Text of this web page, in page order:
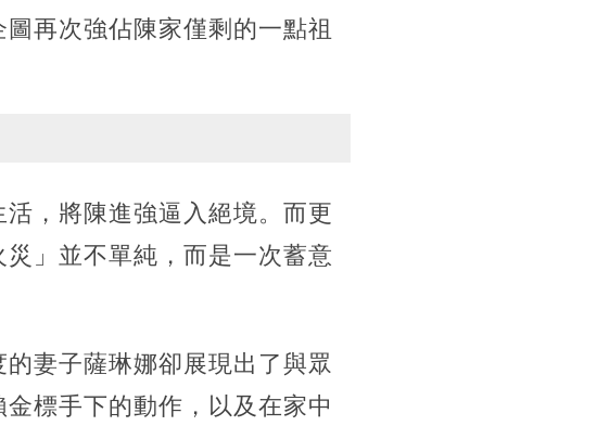
再次強佔陳家僅剩的一點祖
，將陳進強逼入絕境。而更
」並不單純，而是一次蓄意
妻子薩琳娜卻展現出了與眾
標手下的動作，以及在家中